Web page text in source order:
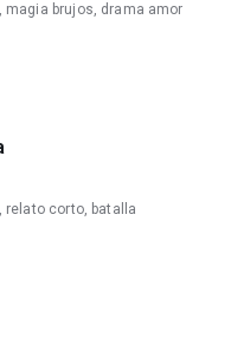
magia brujos, drama amor
relato corto, batalla